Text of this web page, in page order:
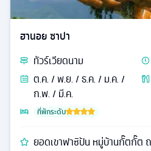
ฮานอย ซาปา
ทัวร์เวียดนาม
ต.ค. / พ.ย. / ธ.ค. / ม.ค. /
ก.พ. / มี.ค.
ที่พักระดับ
ยอดเขาฟาซิปัน หมู่บ้านกั๊ตกั๊ต